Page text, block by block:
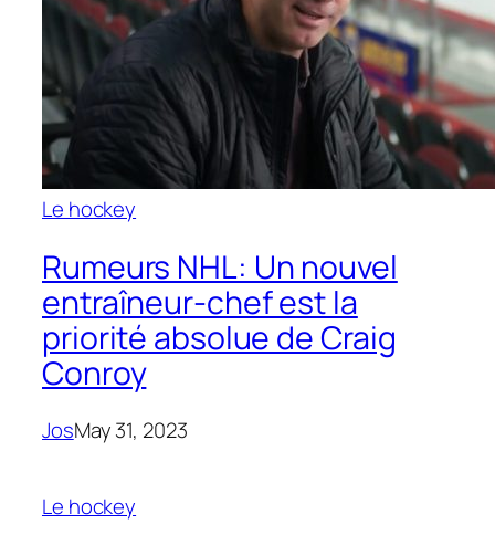
Le hockey
Rumeurs NHL: Un nouvel
entraîneur-chef est la
priorité absolue de Craig
Conroy
JosMay 31, 2023
Le hockey